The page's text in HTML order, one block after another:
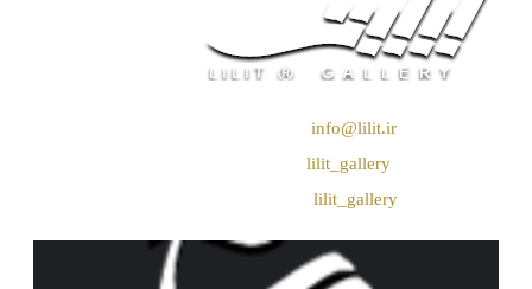
info@lilit.ir
lilit_gallery
lilit_gallery